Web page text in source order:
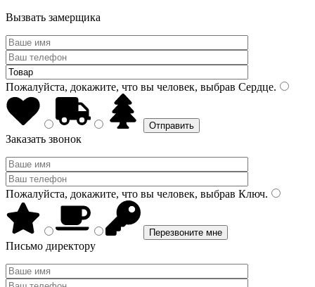
Вызвать замерщика
Пожалуйста, докажите, что вы человек, выбрав Сердце.
Заказать звонок
Пожалуйста, докажите, что вы человек, выбрав Ключ.
Письмо директору